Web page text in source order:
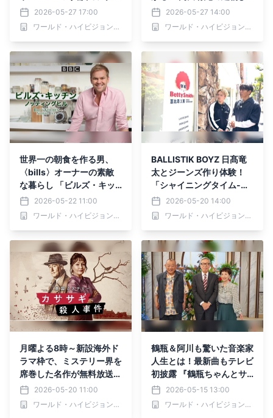
ョン・ロマンス時代劇 中
国ドラマ「一念関山－Jou
rney to Love－」 ６月１
トゥエルビで放送スタート
2026-05-27 17:00
ワールド・ハイビジョン・チャンネル株式会社
より」 5月31日（日）よる
9時～ BS12 トゥエルビで
全国無料放送
2026-05-27 14:00
ワールド・ハイビジョン・チャンネル株式会社
世界一の朝食を作る男、
〈bills〉オーナーの素敵
な暮らし 「ビルズ・キッ
チン ノッティングヒル」
初回5月25日（月）よる7
時～ BS12 トゥエルビ に
2026-05-22 11:00
ワールド・ハイビジョン・チャンネル株式会社
BALLISTIK BOYZ 日髙竜
太とジーンズ作り体験！
「シャイニングタイム-週
末 大人の趣味時間-」 5月
21日（木）夕方6時30分
～ BS12 トゥエルビで全国
2026-05-20 14:00
ワールド・ハイビジョン・チャンネル株式会社
月曜よる8時～新設海外ド
ラマ枠で、ミステリー界を
席巻した名作が無料放送初
登場 「カササギ殺人事
件」 初回5月25日（月）
よる8時～ BS12 トゥエル
2026-05-20 11:00
ワールド・ハイビジョン・チャンネル株式会社
鶴瓶＆阿川も驚いた音楽家
人生とは！最新曲もテレビ
初披露 『鶴瓶ちゃんとサ
ワコちゃん～昭和の大先輩
とおかしな２人～』第66
回ゲスト：村井邦彦 5月18
2026-05-15 13:00
ワールド・ハイビジョン・チャンネル株式会社